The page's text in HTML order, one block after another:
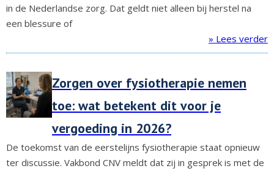
in de Nederlandse zorg. Dat geldt niet alleen bij herstel na
een blessure of
» Lees verder
Zorgen over fysiotherapie nemen
toe: wat betekent dit voor je
vergoeding in 2026?
De toekomst van de eerstelijns fysiotherapie staat opnieuw
ter discussie. Vakbond CNV meldt dat zij in gesprek is met de